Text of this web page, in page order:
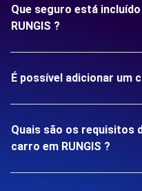
Que seguro está
RUNGIS ?
É possível adicionar um
Quais são os requisitos
carro em RUNGIS ?